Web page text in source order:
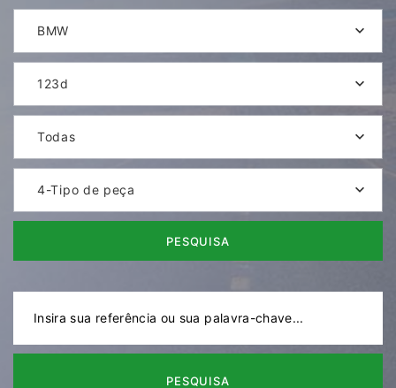
BMW
123d
Todas
4-Tipo de peça
PESQUISA
PESQUISA